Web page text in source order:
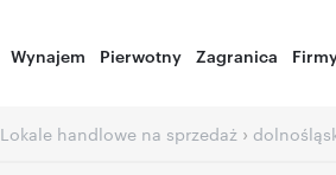
Wynajem Pierwotny Zagranica
Lokale handlowe na sprzedaż ›